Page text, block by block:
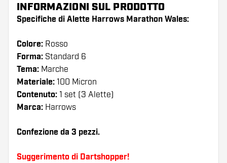
INFORMAZIONI SUL PRODOTTO
Specifiche di Alette Harrows Marathon Wales:
Colore: Rosso
Forma: Standard 6
Tema: Marche
Materiale: 100 Micron
Contenuto: 1 set (3 Alette)
Marca: Harrows
Confezione da 3 pezzi.
Suggerimento di Dartshopper!